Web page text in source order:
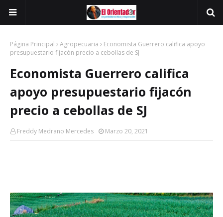
Página Principal Agropecuaria
Economista Guerrero califica apoyo
presupuestario fijacón precio a cebollas de SJ
Economista Guerrero califica
apoyo presupuestario fijacón
precio a cebollas de SJ
Freddy Medrano Mercedes Marzo 20, 2021